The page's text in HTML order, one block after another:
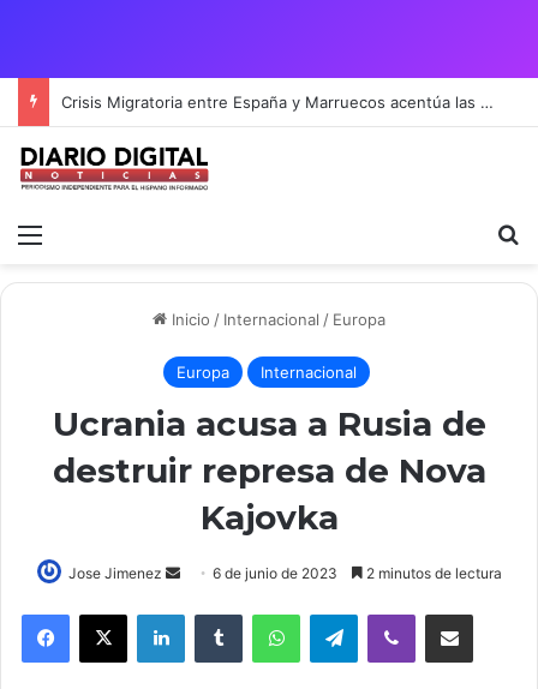
Crisis Migratoria entre España y Marruecos acentúa las tensiones diplomáticas y la fragilidad de los territorios de Ceuta y Melilla.
Menú
Inicio / Internacional / Europa
Europa Internacional
Ucrania acusa a Rusia de
destruir represa de Nova
Kajovka
Jose Jimenez
Send6 de junio de 2023 2 minutos de lectura
LinkedInTumblr WhatsAppTelegramViber Compartir por correo